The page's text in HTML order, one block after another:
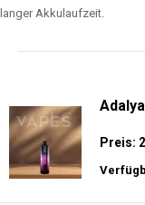
langer Akkulaufzeit.
Preis: